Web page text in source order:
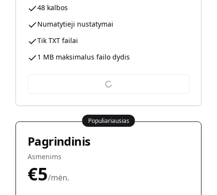
48 kalbos
Numatytieji nustatymai
Tik TXT failai
1 MB maksimalus failo dydis
Populiariausias
Pagrindinis
Asmenims
€5/mėn.